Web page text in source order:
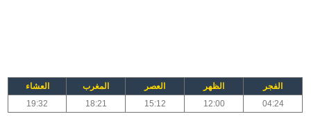
الفجر الظهر العصر المغرب
العشاء
04:24
12:00
15:12
18:21
19:32